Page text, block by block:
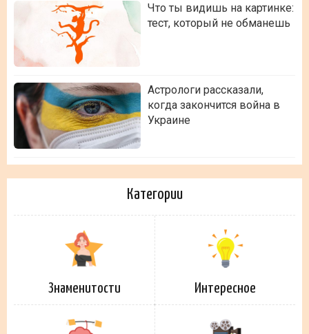
Что ты видишь на картинке:
тест, который не обманешь
Астрологи рассказали,
когда закончится война в
Украине
Категории
Знаменитости Интересное